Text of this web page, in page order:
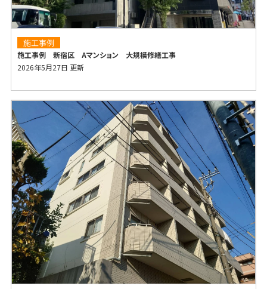
施工事例
施工事例 新宿区 Aマンション 大規模修繕工事
2026年5月27日 更新